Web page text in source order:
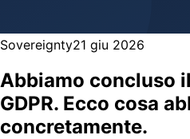
Sovereignty21 giu 2026
Abbiamo concluso
GDPR. Ecco cosa
concretamente.